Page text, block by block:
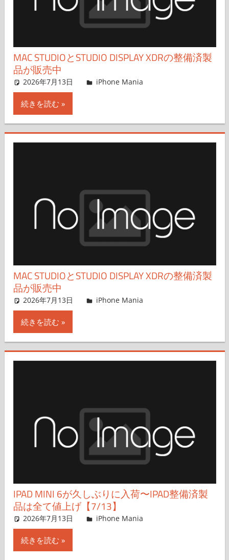
MAC STUDIOとSTUDIO DISPLAY XDRの整備済製
品が販売中
2026年7月13日 FT729
iPhone Mania
続きを読む
MAC STUDIOとSTUDIO DISPLAY XDRの整備済製
品が販売中
2026年7月13日 FT729
iPhone Mania
続きを読む
IPAD MINI 6が久しぶりに入荷〜IPAD整備済製
品は全て値上げ【7/13】
2026年7月13日 FT729
iPhone Mania
続きを読む